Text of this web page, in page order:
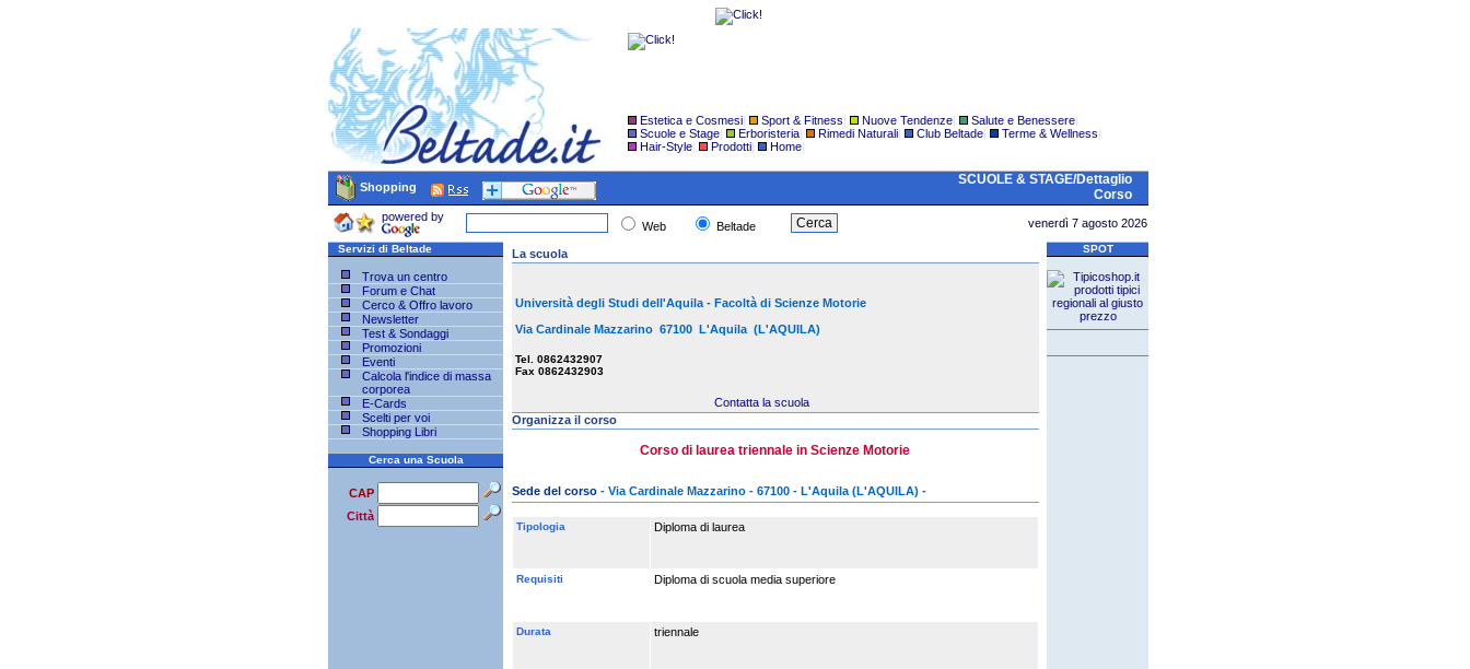
Estetica e Cosmesi| Sport & Fitness| Nuove Tendenze| Salute e Benessere|
Scuole e Stage| Erboristeria| Rimedi Naturali| Club Beltade| Terme & Wellness|
Hair-Style| Prodotti| Home|
Shopping
SCUOLE & STAGE/Dettaglio
Corso
powered by
Web Beltade venerdì 7 agosto 2026
Servizi di Beltade
Trova un centro
Forum e Chat
Cerco & Offro lavoro
Newsletter
Test & Sondaggi
Promozioni
Eventi
Calcola l'indice di massa
corporea
E-Cards
Scelti per voi
Shopping Libri
Cerca una Scuola
CAP
Città
La scuola
Università degli Studi dell'Aquila - Facoltà di Scienze Motorie
Via Cardinale Mazzarino 67100 L'Aquila (L'AQUILA)
Tel. 0862432907
Fax 0862432903
Contatta la scuola
Organizza il corso
Corso di laurea triennale in Scienze Motorie
Sede del corso- Via Cardinale Mazzarino - 67100 - L'Aquila (L'AQUILA) -
Tipologia Diploma di laurea
Requisiti Diploma di scuola media superiore
Durata triennale
SPOT